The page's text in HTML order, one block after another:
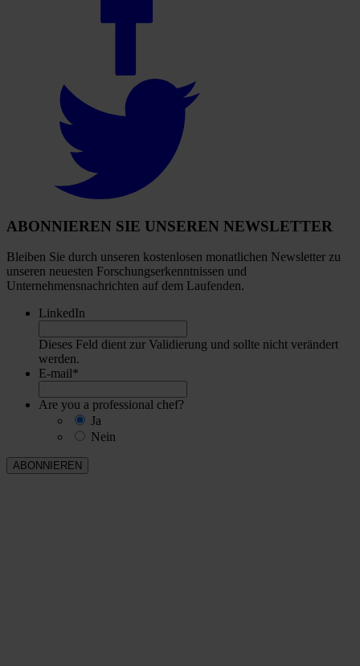
ABONNIEREN SIE UNSEREN NEWSLETTER
Bleiben Sie durch unseren kostenlosen monatlichen Newsletter zu
unseren neuesten Forschungserkenntnissen und
Unternehmensnachrichten auf dem Laufenden.
LinkedIn
Dieses Feld dient zur Validierung und sollte nicht verändert
werden.
E-mail*
Are you a professional chef?
Ja
Nein